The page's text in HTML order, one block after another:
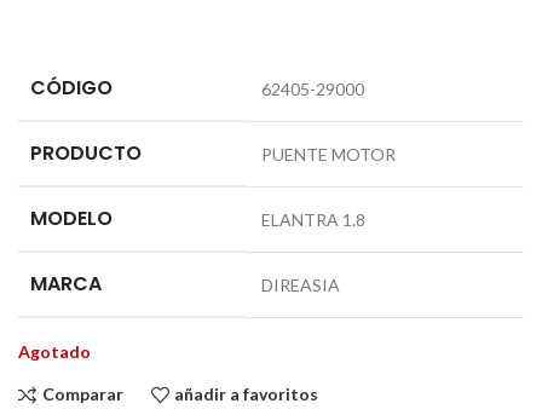
CÓDIGO 62405-29000
PRODUCTO PUENTE MOTOR
MODELO ELANTRA 1.8
MARCA DIREASIA
Agotado
Comparar añadir a favoritos